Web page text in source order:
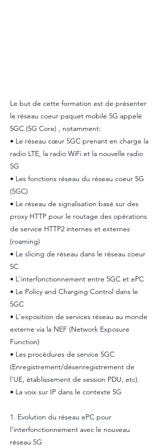
Le but de cette formation est de présenter
le réseau coeur paquet mobile 5G appelé
5GC (5G Core) , notamment:
• Le réseau cœur 5GC prenant en charge la
radio LTE, la radio WiFi et la nouvelle radio
5G
• Les fonctions réseau du réseau coeur 5G
(5GC)
• Le réseau de signalisation basé sur des
proxy HTTP pour le routage des opérations
de service HTTP2 internes et externes
(roaming)
• Le slicing de réseau dans le réseau coeur
5C
• L'interfonctionnement entre 5GC et ePC
• Le Policy and Charging Control dans le
5GC
• L'exposition de services réseau au monde
externe via la NEF (Network Exposure
Function)
• Les procédures de service 5GC
(Enregistrement/désenregistrement de
l'UE, établissement de session PDU, etc).
• La voix sur IP dans le contexte 5G
1. Evolution du réseau ePC pour
l’interfonctionnement avec le nouveau
réseau 5G